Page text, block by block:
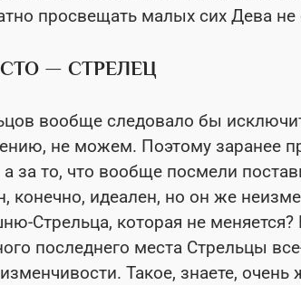
просвещать малых сих Дева не
— СТРЕЛЕЦ
вообще следовало бы
не можем. Поэтому заранее
а за то, что вообще посмели
конечно, идеален, но он же
Стрельца, которая не
последнего места Стрельцы
Такое, знаете, очень